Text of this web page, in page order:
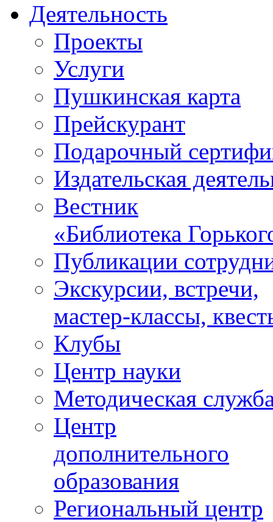
Деятельность
Проекты
Услуги
Пушкинская карта
Прейскурант
Подарочный
Издательская
Вестник
«Библиотека
Публикации
Экскурсии, встречи,
мастер-классы,
Клубы
Центр науки
Методическая
Центр
дополнительного
образования
Региональный центр